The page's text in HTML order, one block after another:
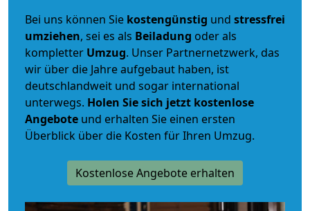
Bei uns können Sie kostengünstig und stressfrei
umziehen, sei es als Beiladung oder als
kompletter Umzug. Unser Partnernetzwerk, das
wir über die Jahre aufgebaut haben, ist
deutschlandweit und sogar international
unterwegs. Holen Sie sich jetzt kostenlose
Angebote und erhalten Sie einen ersten
Überblick über die Kosten für Ihren Umzug.
Kostenlose Angebote erhalten